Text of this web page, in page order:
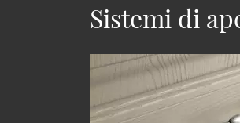
Sistemi di